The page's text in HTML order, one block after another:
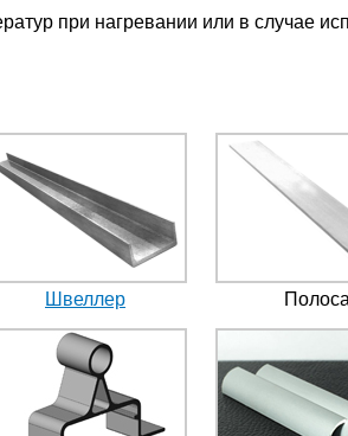
при нагревании или в случае
Швеллер Полоса